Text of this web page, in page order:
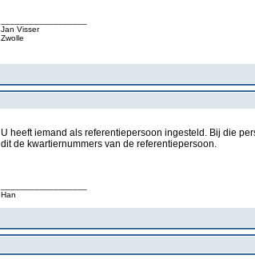
Jan Visser
Zwolle
U heeft iemand als referentiepersoon ingesteld. Bij die
dit de kwartiernummers van de referentiepersoon.
Han